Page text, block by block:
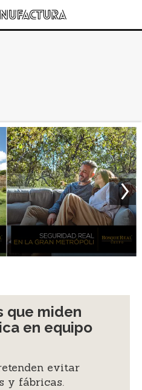
que miden
en equipo
evitar
y fábricas.